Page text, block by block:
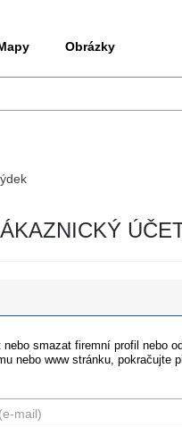
Obrázky
smazat firemní profil nebo
nebo www stránku, pokračujte